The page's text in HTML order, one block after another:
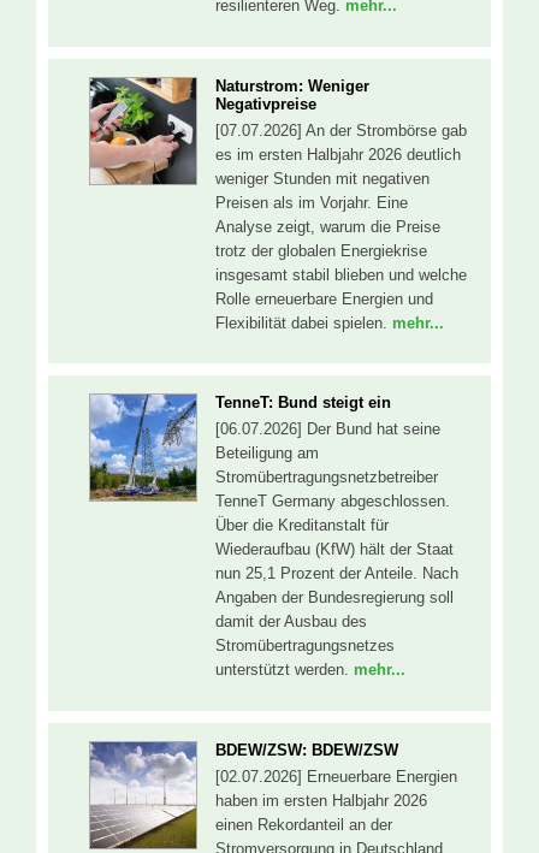
resilienteren Weg. mehr...
Naturstrom: Weniger
Negativpreise
[07.07.2026] An der Strombörse gab
es im ersten Halbjahr 2026 deutlich
weniger Stunden mit negativen
Preisen als im Vorjahr. Eine
Analyse zeigt, warum die Preise
trotz der globalen Energiekrise
insgesamt stabil blieben und welche
Rolle erneuerbare Energien und
Flexibilität dabei spielen. mehr...
TenneT: Bund steigt ein
[06.07.2026] Der Bund hat seine
Beteiligung am
Stromübertragungsnetzbetreiber
TenneT Germany abgeschlossen.
Über die Kreditanstalt für
Wiederaufbau (KfW) hält der Staat
nun 25,1 Prozent der Anteile. Nach
Angaben der Bundesregierung soll
damit der Ausbau des
Stromübertragungsnetzes
unterstützt werden. mehr...
BDEW/ZSW: BDEW/ZSW
[02.07.2026] Erneuerbare Energien
haben im ersten Halbjahr 2026
einen Rekordanteil an der
Stromversorgung in Deutschland